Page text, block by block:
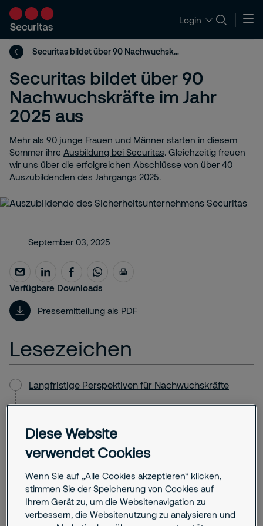
Login
Securitas bildet über 90 Nachwuchskräfte im Jahr 2025 aus
Securitas bildet über 90
Nachwuchskräfte im Jahr
2025 aus
Mehr als 90 junge Frauen und Männer starten in diesem
Sommer ihre Ausbildung bei Securitas. Gleichzeitig freuen
wir uns über die erfolgreichen Abschlüsse von über 40
Auszubildenden des Jahrgangs 2025.
Damit unterstreicht Securitas seine Rolle als einer
der größten Ausbilder der deutschen
Sicherheitswirtschaft. Der Ausbildungsstart und
September 03, 2025
Verfügbare Downloads
Pressemitteilung als PDF
Lesezeichen
Langfristige Perspektiven für Nachwuchskräfte
Vielfältige Einsatzfelder und krisenfeste
Beschäftigung
Diese Website
verwendet Cookies
Wenn Sie auf „Alle Cookies akzeptieren“ klicken,
stimmen Sie der Speicherung von Cookies auf
Ihrem Gerät zu, um die Websitenavigation zu
verbessern, die Websitenutzung zu analysieren und